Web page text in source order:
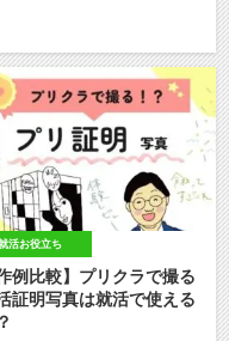
活お役立ち
作例比較】プリクラで撮る
証明写真は就活で使える